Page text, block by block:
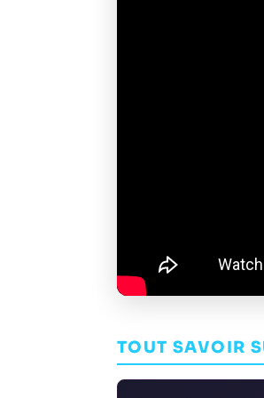
TOUT SAVOIR